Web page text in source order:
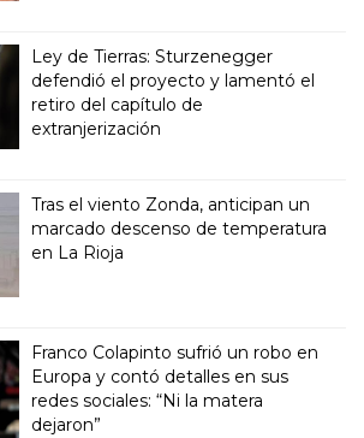
Ley de Tierras: Sturzenegger
defendió el proyecto y lamentó el
retiro del capítulo de
extranjerización
Tras el viento Zonda, anticipan un
marcado descenso de temperatura
en La Rioja
Franco Colapinto sufrió un robo en
Europa y contó detalles en sus
redes sociales: “Ni la matera
dejaron”